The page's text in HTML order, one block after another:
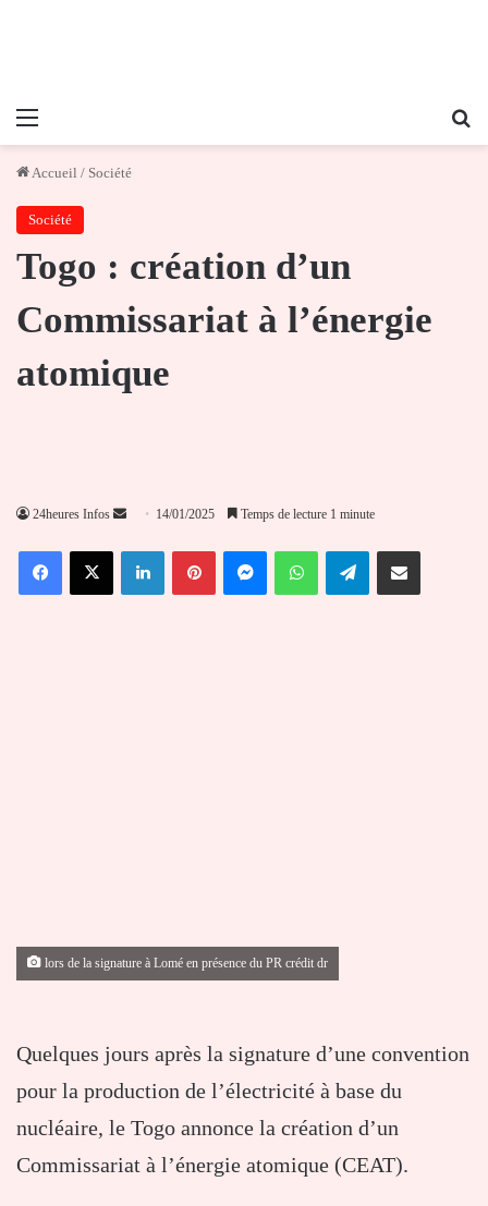
Menu
Accueil / Société
Société
Togo : création d’un
Commissariat à l’énergie
atomique
24heures Infos
Envoyer
courriel
14/01/2025 Temps de lecture 1 minute
FacebookX LinkedinPinterestMessengerWhatsAppTelegramPartager par email
lors de la signature à Lomé en présence du PR crédit dr
Quelques jours après la signature d’une convention
pour la production de l’électricité à base du
nucléaire, le Togo annonce la création d’un
Commissariat à l’énergie atomique (CEAT).